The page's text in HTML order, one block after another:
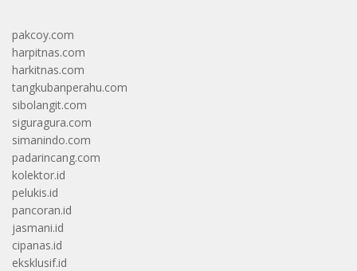
pakcoy.com
harpitnas.com
harkitnas.com
tangkubanperahu.com
sibolangit.com
siguragura.com
simanindo.com
padarincang.com
kolektor.id
pelukis.id
pancoran.id
jasmani.id
cipanas.id
eksklusif.id